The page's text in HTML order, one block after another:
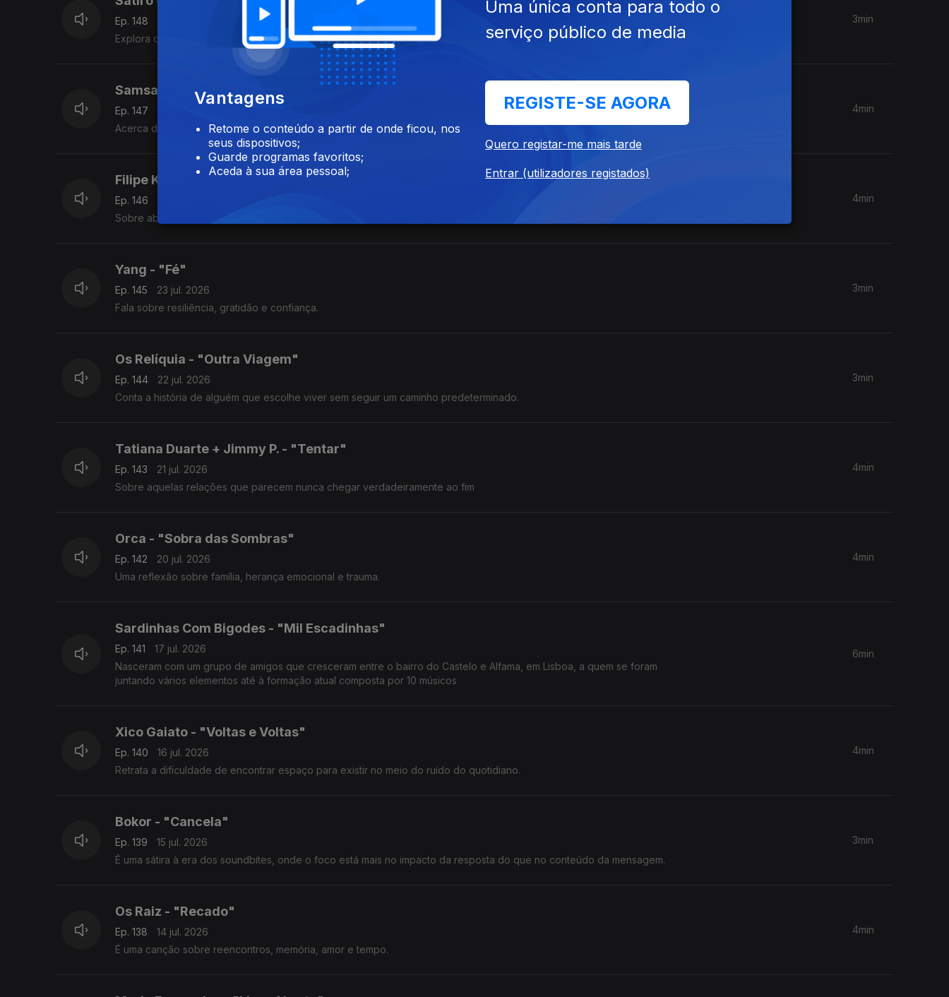
Ep. 148
Explora o momento em que se escolhe a paz interior em detrimento do caos emocional.
3min
Samsacion - "Morrer de Amores"
Ep. 147
Acerca de um amor proibido capaz de lhe custar a própria vida.
4min
Filipe Karlsson + Mike El Nite - "Segura Firme"
Ep. 146
Sobre abrandar, aliviar a pressão e aceitar o seu próprio ritmo.
4min
Yang - "Fé"
Ep. 145
23 jul. 2026
Fala sobre resiliência, gratidão e confiança.
3min
Os Relíquia - "Outra Viagem"
Ep. 144
22 jul. 2026
Conta a história de alguém que escolhe viver sem seguir um caminho predeterminado.
3min
Tatiana Duarte + Jimmy P. - "Tentar"
Ep. 143
21 jul. 2026
Sobre aquelas relações que parecem nunca chegar verdadeiramente ao fim
4min
Orca - "Sobra das Sombras"
Ep. 142
20 jul. 2026
Uma reflexão sobre família, herança emocional e trauma.
4min
Sardinhas Com Bigodes - "Mil Escadinhas"
Ep. 141
17 jul. 2026
Nasceram com um grupo de amigos que cresceram entre o bairro do Castelo e Alfama, em Lisboa, a quem se foram
juntando vários elementos até à formação atual composta por 10 músicos
6min
Xico Gaiato - "Voltas e Voltas"
Ep. 140
16 jul. 2026
Retrata a dificuldade de encontrar espaço para existir no meio do ruído do quotidiano.
4min
Bokor - "Cancela"
Ep. 139
15 jul. 2026
É uma sátira à era dos soundbites, onde o foco está mais no impacto da resposta do que no conteúdo da mensagem.
3min
Os Raiz - "Recado"
Ep. 138
14 jul. 2026
É uma canção sobre reencontros, memória, amor e tempo.
4min
Vantagens
Retome o conteúdo a partir de onde ficou, nos
seus dispositivos;
Guarde programas favoritos;
Aceda à sua área pessoal;
Uma única conta para todo o
serviço público de media
REGISTE-SE AGORA
Quero registar-me mais tarde
Entrar (utilizadores registados)